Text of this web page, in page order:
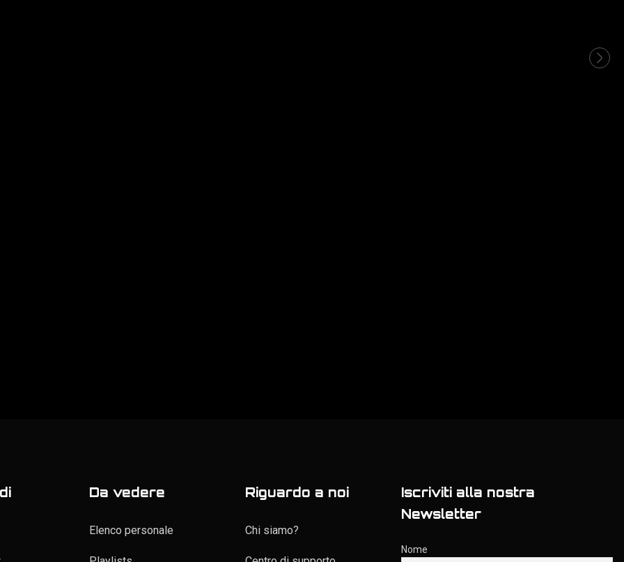
Da vedere
Elenco personale
Riguardo a noi
Chi siamo?
Iscriviti alla nostra
Newsletter
Nome